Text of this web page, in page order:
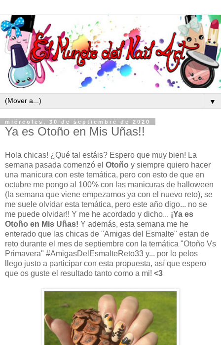
▼
miércoles, 30 de septiembre de 2020
Ya es Otoño en Mis Uñas!!
Hola chicas! ¿Qué tal estáis? Espero que muy bien! La
semana pasada comenzó el Otoño y siempre quiero hacer
una manicura con este temática, pero con esto de que en
octubre me pongo al 100% con las manicuras de halloween
(la semana que viene empezamos ya con el nuevo reto), se
me suele olvidar esta temática, pero este año digo... no se
me puede olvidar!! Y me he acordado y dicho... ¡Ya es
Otoño en Mis Uñas! Y además, esta semana me he
enterado que las chicas de "Amigas del Esmalte" estan de
reto durante el mes de septiembre con la temática "Otoño Vs
Primavera" #AmigasDelEsmalteReto33 y... por lo pelos
llego justo a participar con esta propuesta, así que espero
que os guste el resultado tanto como a mi! <3